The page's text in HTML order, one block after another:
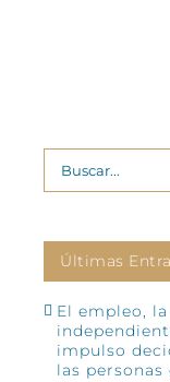
Buscar:
Últimas
El empleo,
impulso
las